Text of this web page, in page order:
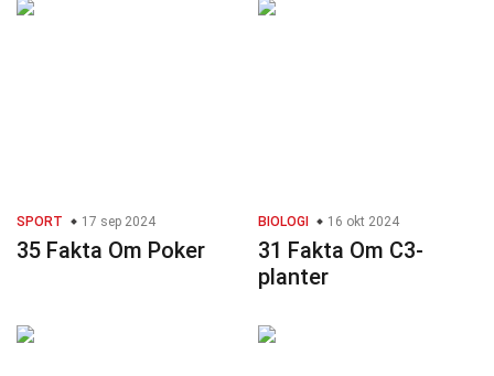
SPORT 17 sep 2024
35 Fakta Om Poker
BIOLOGI 16 okt 2024
31 Fakta Om C3-
planter